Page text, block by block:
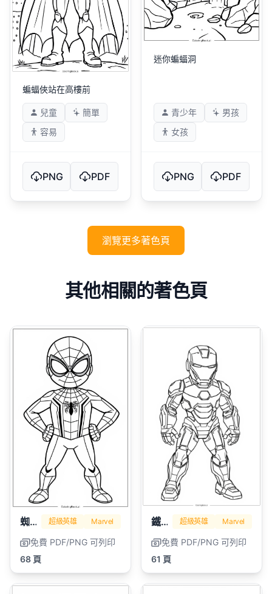
蝙蝠俠站在高樓前
兒童
簡單
容易
PNG PDF
迷你蝙蝠洞
青少年
男孩
女孩
PNG PDF
瀏覽更多著色頁
其他相關的著色頁
蜘蛛人 超級英雄 Marvel
免費 PDF/PNG 可列印
68 頁
鐵人 超級英雄 Marvel
免費 PDF/PNG 可列印
61 頁